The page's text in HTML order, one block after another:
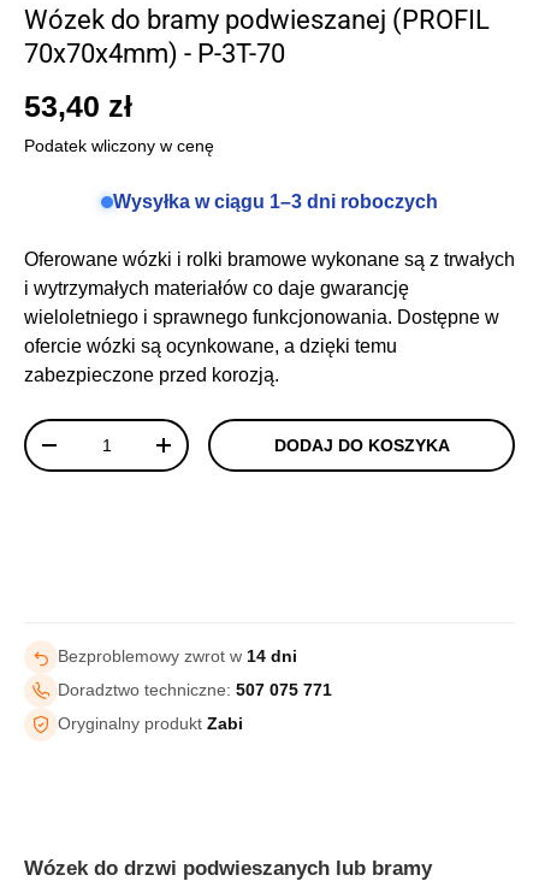
Wózek do bramy podwieszanej (PROFIL
70x70x4mm) - P-3T-70
53,40 zł
Podatek wliczony w cenę
Wysyłka w ciągu 1–3 dni roboczych
Oferowane wózki i rolki bramowe wykonane są z trwałych
i wytrzymałych materiałów co daje gwarancję
wieloletniego i sprawnego funkcjonowania. Dostępne w
ofercie wózki są ocynkowane, a dzięki temu
zabezpieczone przed korozją.
Ilość
+ DODAJ DO KOSZYKA
Bezproblemowy zwrot w 14 dni
Doradztwo techniczne: 507 075 771
Oryginalny produkt Zabi
Wózek do drzwi podwieszanych lub bramy